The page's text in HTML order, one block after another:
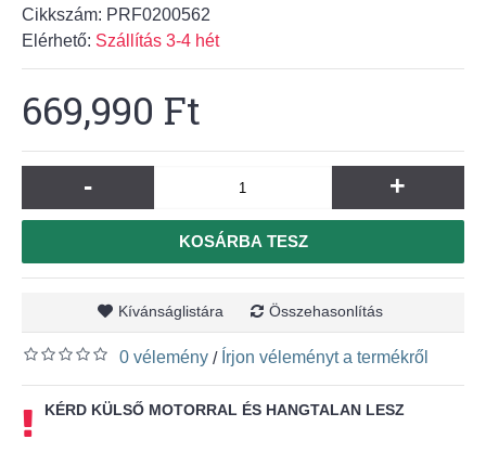
Cikkszám: PRF0200562
Elérhető: Szállítás 3-4 hét
669,990 Ft
- +
KOSÁRBA TESZ
Kívánságlistára Összehasonlítás
0 vélemény / Írjon véleményt a termékről
KÉRD KÜLSŐ MOTORRAL ÉS HANGTALAN LESZ